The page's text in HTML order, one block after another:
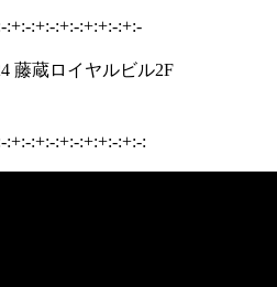
:+:-:+:-:+:-:+:+:-:+:-
藤蔵ロイヤルビル2F
:+:-:+:-:+:+:-:+:-: